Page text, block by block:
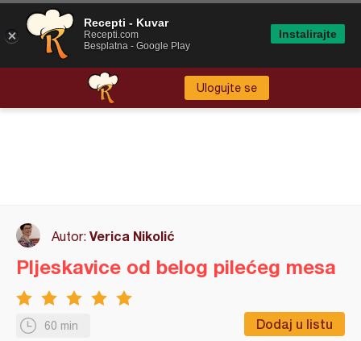
Ulogujte se
Autor: Verica Nikolić
60 min Dodaj u listu
Pljeskavice od belog pilećeg mesa
Recepti - Kuvar
Recepti.com
Besplatna - Google Play
Instalirajte